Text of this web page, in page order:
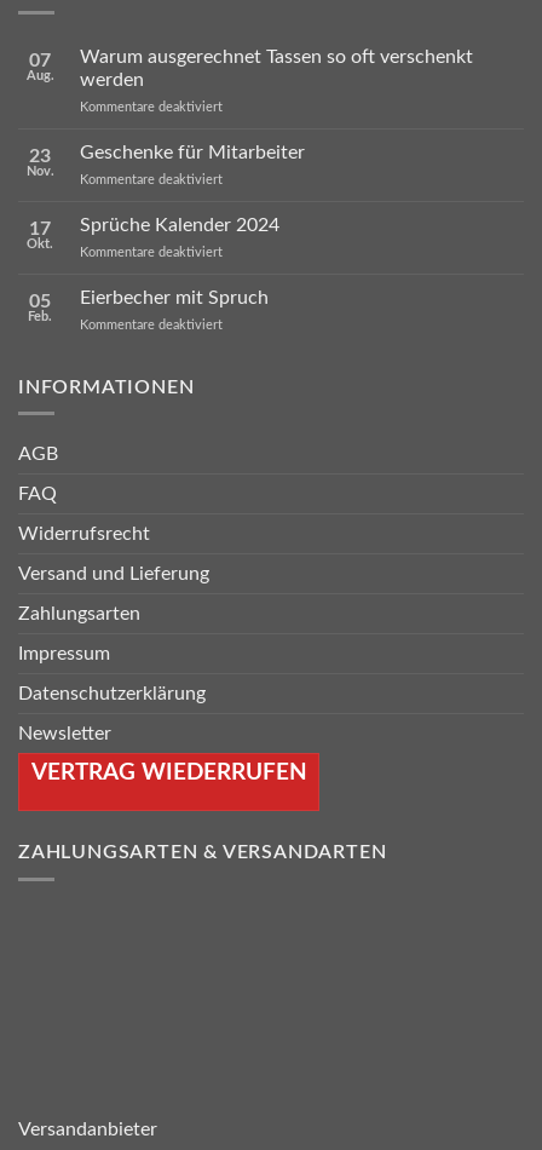
07
Aug.
Warum ausgerechnet Tassen so oft verschenkt
werden
Kommentare deaktiviertfür
Tassen
werden
23
Nov.
Geschenke für Mitarbeiter
Kommentare deaktiviertfür
Mitarbeiter
17
Okt.
Sprüche Kalender 2024
Kommentare deaktiviertfür
2024
05
Feb.
Eierbecher mit Spruch
Kommentare deaktiviertfür
INFORMATIONEN
AGB
FAQ
Widerrufsrecht
Versand und Lieferung
Zahlungsarten
Impressum
Datenschutzerklärung
Newsletter
VERTRAG WIEDERRUFEN
ZAHLUNGSARTEN & VERSANDARTEN
Versandanbieter